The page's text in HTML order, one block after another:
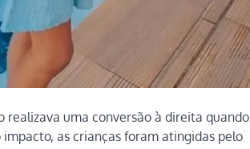
realizava uma conversão à direita quando
as crianças foram atingidas pelo